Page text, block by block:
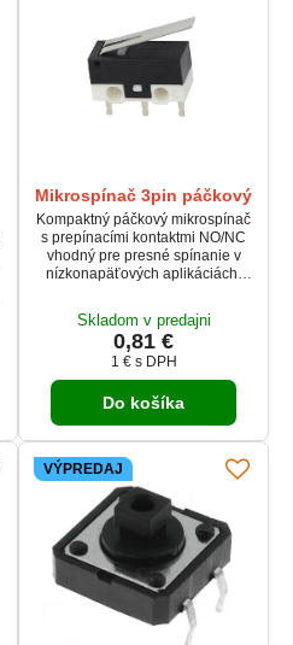
Mikrospínač 3pin páčkový
Kompaktný páčkový mikrospínač
s prepínacími kontaktmi NO/NC
vhodný pre presné spínanie v
nízkonapäťových aplikáciách.
vysokú životnosť až 100 000
cyklov. Určený na spájkovanie,
odolný voči teplotám do 300°C.
Skladom v predajni
0,81 €
1 € s DPH
Do košíka
VÝPREDAJ